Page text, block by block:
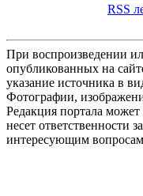
RSS
При воспроизведении
опубликованных на
указание источника в
Фотографии,
Редакция портала может
несет ответственности
интересующим